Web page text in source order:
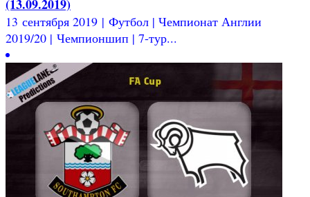
(13.09.2019)
13 сентября 2019 | Футбол | Чемпионат Англии
2019/20 | Чемпионшип | 7-тур...